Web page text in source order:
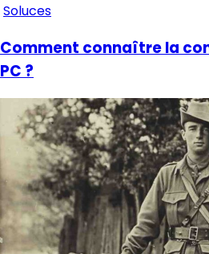
Soluces
Comment connaître la
PC ?